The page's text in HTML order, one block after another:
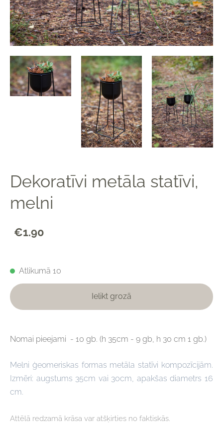
Dekoratīvi metāla statīvi,
melni
€1.90
Atlikumā 10
Ielikt grozā
Nomai pieejami - 10 gb. (h 35cm - 9 gb, h 30 cm 1 gb.)
Melni ģeomeriskas formas metāla statīvi kompozīcijām.
Izmēri: augstums 35cm vai 30cm, apakšas diametrs 16
cm.
Attēlā redzamā krāsa var atšķirties no faktiskās.